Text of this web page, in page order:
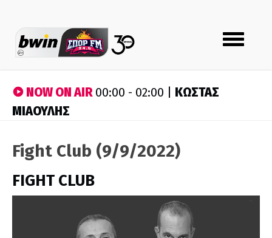
Toggle
navigation
NOW ON AIR00:00 - 02:00 | ΚΩΣΤΑΣ
ΜΙΑΟΥΛΗΣ
Fight Club (9/9/2022)
FIGHT CLUB